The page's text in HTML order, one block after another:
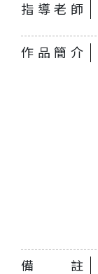
指導老師
作品簡介
備註